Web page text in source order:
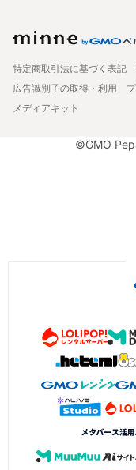
特定商取引法に基づく表記
広告識別子の取得・利用
メディアキット
©GMO